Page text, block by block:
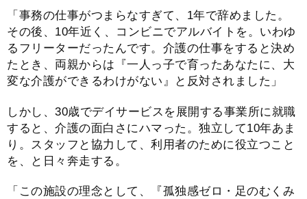
「事務の仕事がつまらなすぎて、1年で辞めました。
その後、10年近く、コンビニでアルバイトを。いわゆ
るフリーターだったんです。介護の仕事をすると決め
たとき、両親からは『一人っ子で育ったあなたに、大
変な介護ができるわけがない』と反対されました」
しかし、30歳でデイサービスを展開する事業所に就職
すると、介護の面白さにハマった。独立して10年あま
り。スタッフと協力して、利用者のために役立つこと
を、と日々奔走する。
「この施設の理念として、『孤独感ゼロ・足のむくみ